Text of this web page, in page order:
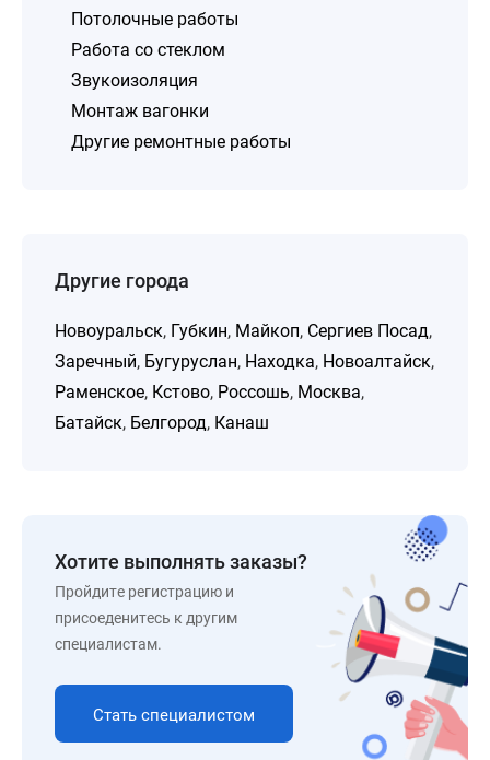
Потолочные работы
Работа со стеклом
Звукоизоляция
Монтаж вагонки
Другие ремонтные работы
Другие города
Новоуральск, Губкин, Майкоп, Сергиев Посад,
Заречный, Бугуруслан, Находка, Новоалтайск,
Раменское, Кстово, Россошь, Москва,
Батайск, Белгород, Канаш
Хотите выполнять заказы?
Пройдите регистрацию и
присоеденитесь к другим
специалистам.
Стать специалистом